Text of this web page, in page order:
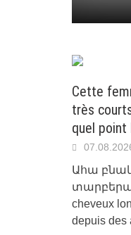
Cette
très
quel
Ահա
cheveux
depuis des